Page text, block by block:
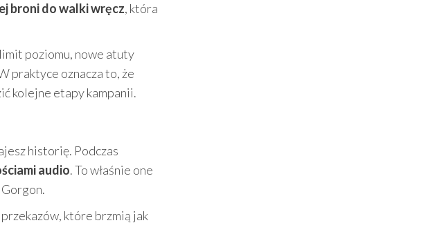
broni do walki wręcz, która
poziomu, nowe atuty
praktyce oznacza to, że
kolejne etapy kampanii.
historię. Podczas
audio. To właśnie one
które brzmią jak